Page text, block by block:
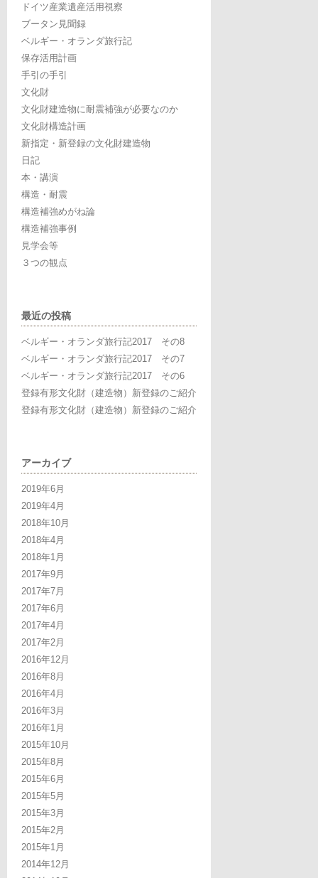
ドイツ産業遺産活用視察
ブータン見聞録
ベルギー・オランダ旅行記
保存活用計画
手引の手引
文化財
文化財建造物に耐震補強が必要なのか
文化財構造計画
新指定・新登録の文化財建造物
日記
本・講演
構造・耐震
構造補強めがね論
構造補強事例
見学会等
３つの観点
最近の投稿
ベルギー・オランダ旅行記2017 その8
ベルギー・オランダ旅行記2017 その7
ベルギー・オランダ旅行記2017 その6
登録有形文化財（建造物）新登録のご紹介
登録有形文化財（建造物）新登録のご紹介
アーカイブ
2019年6月
2019年4月
2018年10月
2018年4月
2018年1月
2017年9月
2017年7月
2017年6月
2017年4月
2017年2月
2016年12月
2016年8月
2016年4月
2016年3月
2016年1月
2015年10月
2015年8月
2015年6月
2015年5月
2015年3月
2015年2月
2015年1月
2014年12月